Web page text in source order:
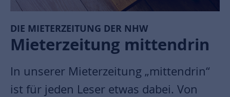
DIE MIETERZEITUNG DER NHW
Mieterzeitung mittendrin
In unserer Mieterzeitung „mittendrin“
ist für jeden Leser etwas dabei. Von